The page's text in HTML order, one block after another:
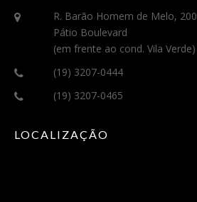
R. Barão Homem de Melo, 200
Pátio Boulevard
(em frente ao cond. Vila Verde)
(19) 3207-0444
(19) 3207-0465
LOCALIZAÇÃO